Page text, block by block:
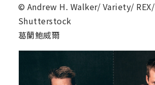
© Andrew H. Walker/ Variety/ REX/
Shutterstock
葛蘭鮑威爾